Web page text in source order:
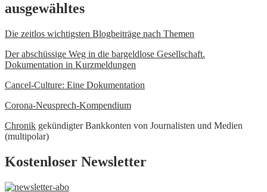
ausgewähltes
Die zeitlos wichtigsten Blogbeiträge nach Themen
Der abschüssige Weg in die bargeldlose Gesellschaft.
Dokumentation in Kurzmeldungen
Cancel-Culture: Eine Dokumentation
Corona-Neusprech-Kompendium
Chronik gekündigter Bankkonten von Journalisten und Medien
(multipolar)
Kostenloser Newsletter